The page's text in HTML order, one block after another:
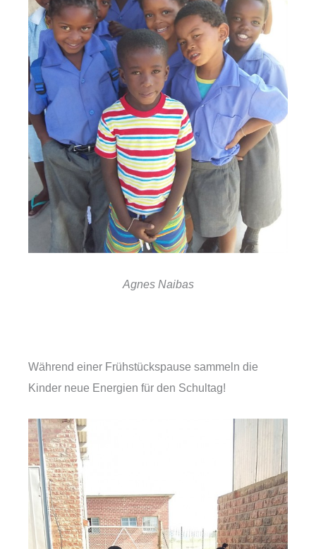
Agnes Naibas
Während einer Frühstückspause sammeln die
Kinder neue Energien für den Schultag!